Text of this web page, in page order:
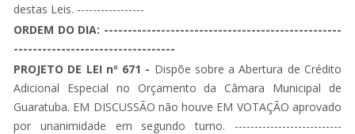
destas Leis. -----------------
ORDEM DO DIA: --------------------------------------------------
----------------------------------
PROJETO DE LEI nº 671 - Dispõe sobre a Abertura de Crédito
Adicional Especial no Orçamento da Câmara Municipal de
Guaratuba. EM DISCUSSÃO não houve EM VOTAÇÃO aprovado
por unanimidade em segundo turno. ---------------------------